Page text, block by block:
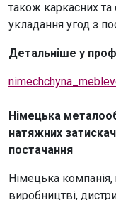
також каркасних
укладання угод з
Детальніше у
Німецька
натяжних
постачання
Німецька компанія,
виробництві,